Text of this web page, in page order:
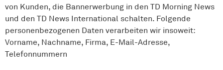
von Kunden, die Bannerwerbung in den TD Morning News
und den TD News International schalten. Folgende
personenbezogenen Daten verarbeiten wir insoweit:
Vorname, Nachname, Firma, E-Mail-Adresse,
Telefonnummern